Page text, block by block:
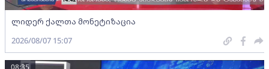
ლიდერ ქალთა მონეტიზაცია
2026/08/07 15:07